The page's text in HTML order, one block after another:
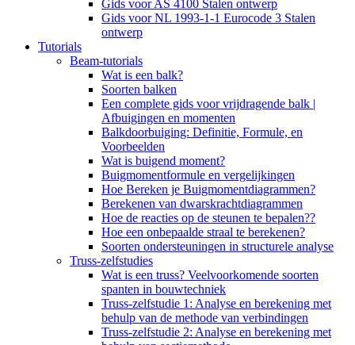
Gids voor AS 4100 Stalen ontwerp
Gids voor NL 1993-1-1 Eurocode 3 Stalen
ontwerp
Tutorials
Beam-tutorials
Wat is een balk?
Soorten balken
Een complete gids voor vrijdragende balk |
Afbuigingen en momenten
Balkdoorbuiging: Definitie, Formule, en
Voorbeelden
Wat is buigend moment?
Buigmomentformule en vergelijkingen
Hoe Bereken je Buigmomentdiagrammen?
Berekenen van dwarskrachtdiagrammen
Hoe de reacties op de steunen te bepalen??
Hoe een onbepaalde straal te berekenen?
Soorten ondersteuningen in structurele analyse
Truss-zelfstudies
Wat is een truss? Veelvoorkomende soorten
spanten in bouwtechniek
Truss-zelfstudie 1: Analyse en berekening met
behulp van de methode van verbindingen
Truss-zelfstudie 2: Analyse en berekening met